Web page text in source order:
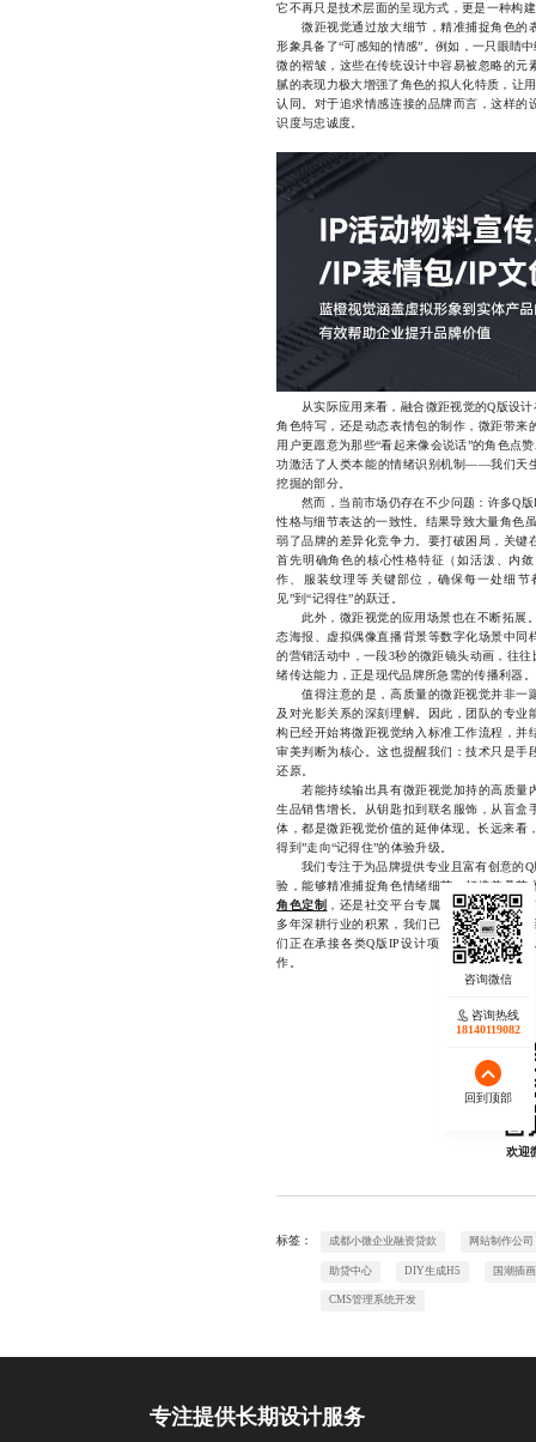
它不再只是技术层面的呈现方式，更是一种构
微距视觉通过放大细节，精准捕捉角色的
形象具备了“可感知的情感”。例如，一只眼睛
微的褶皱，这些在传统设计中容易被忽略的
腻的表现力极大增强了角色的拟人化特质，让
认同。对于追求情感连接的品牌而言，这样
识度与忠诚度。
从实际应用来看，融合微距视觉的Q版设计
角色特写，还是动态表情包的制作，微距带
用户更愿意为那些“看起来像会说话”的角色点
功激活了人类本能的情绪识别机制——我们天
挖掘的部分。
然而，当前市场仍存在不少问题：许多Q版
性格与细节表达的一致性。结果导致大量角色
弱了品牌的差异化竞争力。要打破困局，关
首先明确角色的核心性格特征（如活泼、内
作、服装纹理等关键部位，确保每一处细
见”到“记得住”的跃迁。
此外，微距视觉的应用场景也在不断拓展
态海报、虚拟偶像直播背景等数字化场景中
的营销活动中，一段3秒的微距镜头动画，往
绪传达能力，正是现代品牌所急需的传播利器。
值得注意的是，高质量的微距视觉并非一
及对光影关系的深刻理解。因此，团队的专
构已经开始将微距视觉纳入标准工作流程，
审美判断为核心。这也提醒我们：技术只是
还原。
若能持续输出具有微距视觉加持的高质量
生品销售增长。从钥匙扣到联名服饰，从盲
体，都是微距视觉价值的延伸体现。长远来看
得到”走向“记得住”的体验升级。
我们专注于为品牌提供专业且富有创意的Q
验，能够精准捕捉角色情绪细节，打造兼具
角色定制
，还是社交平台专属表情包设计，
多年深耕行业的积累，我们已成功助力多个
们正在承接各类Q版IP设计项目，若您有需求
作。
欢迎
标签： 成都小微企业融资贷款 网站制作公司
助贷中心 DIY生成H5 国潮插
CMS管理系统开发
咨询热线
18140119082
回到顶部
专注提供长期设计服务